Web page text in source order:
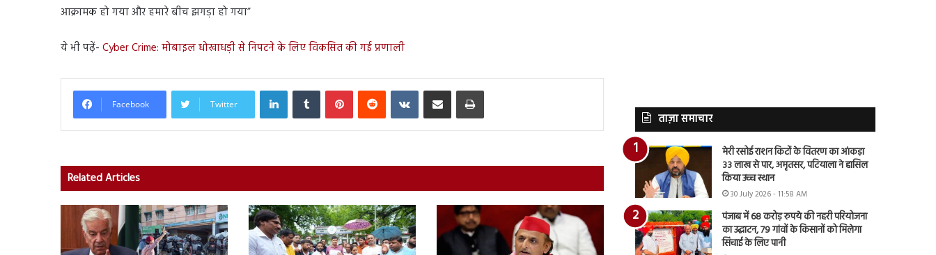
आक्रामक हो गया और हमारे बीच झगड़ा हो गया”
ये भी पढ़ें- Cyber Crime: मोबाइल धोखाधड़ी से निपटने के लिए विकसित की गई प्रणाली
Facebook Twitter
LinkedInTumblr PinterestReddit VKontakteShare via Email Print
Related Articles
ताज़ा समाचार
मेरी रसोई राशन किटों के वितरण का आंकड़ा
33 लाख से पार, अमृतसर, पटियाला ने हासिल
किया उच्च स्थान
30 July 2026 - 11:58 AM
पंजाब में 68 करोड़ रुपये की नहरी परियोजना
का उद्घाटन, 79 गांवों के किसानों को मिलेगा
सिंचाई के लिए पानी